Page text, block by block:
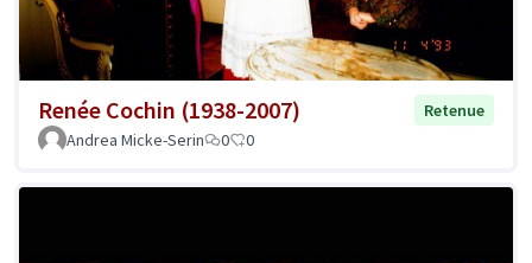
Renée Cochin (1938-2007)
Retenue
Andrea Micke-Serin
0 0